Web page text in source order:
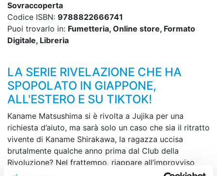
Sovraccoperta
Codice ISBN: 9788822666741
Puoi trovarlo in: Fumetteria, Online store, Formato
Digitale, Libreria
LA SERIE RIVELAZIONE CHE HA
SPOPOLATO IN GIAPPONE,
ALL'ESTERO E SU TIKTOK!
Kaname Matsushima si è rivolta a Jujika per una
richiesta d’aiuto, ma sarà solo un caso che sia il ritratto
vivente di Kaname Shirakawa, la ragazza uccisa
brutalmente qualche anno prima dal Club della
Rivoluzione? Nel frattempo, riappare all’improvviso